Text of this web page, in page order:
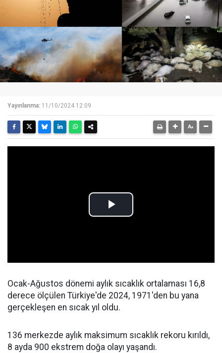
Yayınlanma: 11/10/2024 12:09
Ocak-Ağustos dönemi aylık sıcaklık ortalaması 16,8
derece ölçülen Türkiye'de 2024, 1971'den bu yana
gerçekleşen en sıcak yıl oldu.
136 merkezde aylık maksimum sıcaklık rekoru kırıldı,
8 ayda 900 ekstrem doğa olayı yaşandı.